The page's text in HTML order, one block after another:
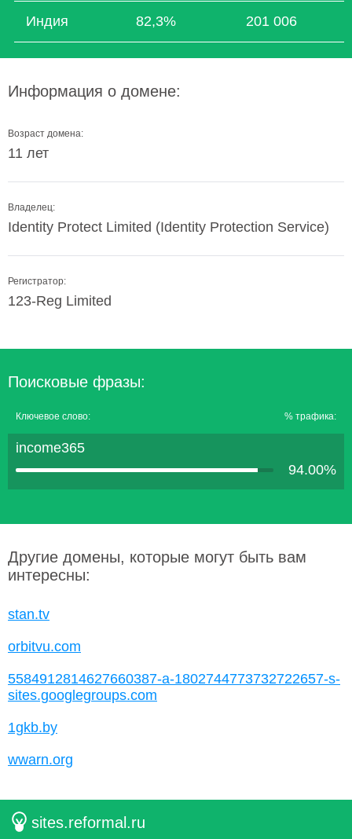
Индия 82,3% 201 006
Информация о домене:
Возраст домена:
11 лет
Владелец:
Identity Protect Limited (Identity Protection Service)
Регистратор:
123-Reg Limited
Поисковые фразы:
Ключевое слово: % трафика:
income365
94.00%
Другие домены, которые могут быть вам
интересны:
stan.tv
orbitvu.com
5584912814627660387-a-1802744773732722657-s-
sites.googlegroups.com
1gkb.by
wwarn.org
sites.reformal.ru